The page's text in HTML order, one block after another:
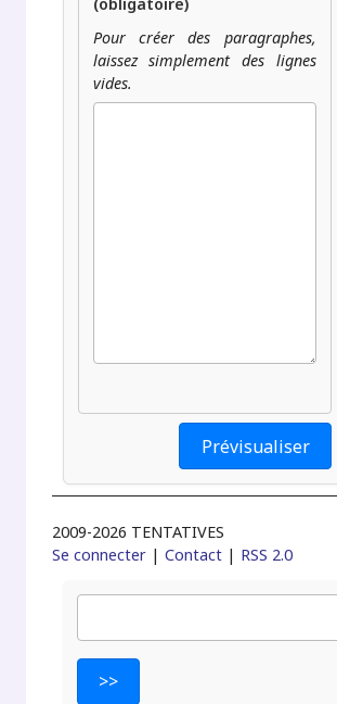
Pour créer des paragraphes,
laissez simplement des lignes
vides.
2009-2026 TENTATIVES
Se connecter |Contact | RSS 2.0